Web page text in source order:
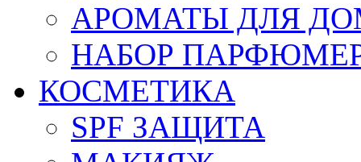
АРОМАТЫ ДЛЯ
НАБОР
КОСМЕТИКА
SPF ЗАЩИТА